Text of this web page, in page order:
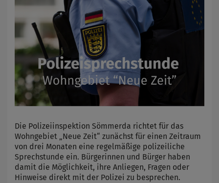
Die Polizeiinspektion Sömmerda richtet für das
Wohngebiet „Neue Zeit“ zunächst für einen Zeitraum
von drei Monaten eine regelmäßige polizeiliche
Sprechstunde ein. Bürgerinnen und Bürger haben
damit die Möglichkeit, ihre Anliegen, Fragen oder
Hinweise direkt mit der Polizei zu besprechen.